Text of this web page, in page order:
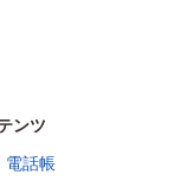
ンツ
電話帳